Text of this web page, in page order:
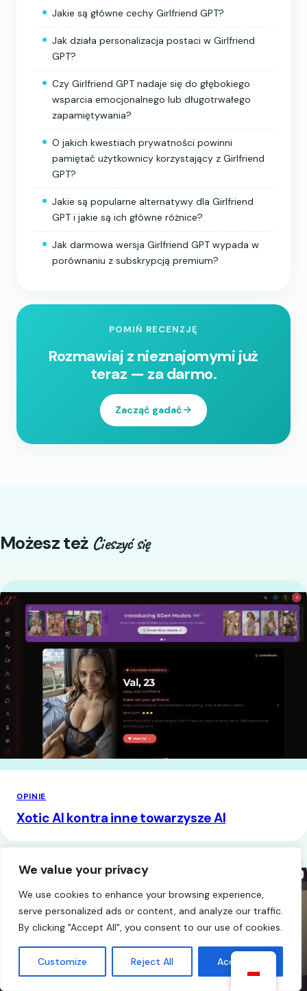
We value your privacy
We use cookies to enhance your browsing experience,
serve personalized ads or content, and analyze our traffic.
By clicking "Accept All", you consent to our use of cookies.
Customize Reject All Accept All
Jakie są główne cechy Girlfriend GPT?
Jak działa personalizacja postaci w Girlfriend
GPT?
Czy Girlfriend GPT nadaje się do głębokiego
wsparcia emocjonalnego lub długotrwałego
zapamiętywania?
O jakich kwestiach prywatności powinni
pamiętać użytkownicy korzystający z Girlfriend
GPT?
Jakie są popularne alternatywy dla Girlfriend
GPT i jakie są ich główne różnice?
Jak darmowa wersja Girlfriend GPT wypada w
porównaniu z subskrypcją premium?
POMIŃ RECENZJĘ
Rozmawiaj z nieznajomymi już
teraz — za darmo.
Zacząć gadać
Możesz też Cieszyć się
OPINIE
Xotic AI kontra inne towarzysze AI